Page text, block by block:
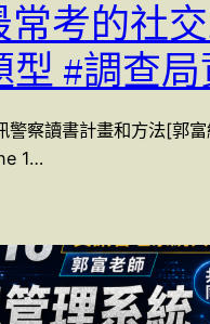
常考的社
型 #調查
警察讀書計畫和方法[郭
1…